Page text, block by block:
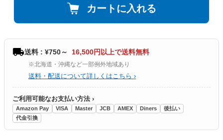
カートに入れる
送料 : ¥750～ 16,500円以上で送料無料
※北海道・沖縄など一部例外地域あり
送料・配送について詳しくはこちら ›
ご利用可能なお支払い方法 ›
Amazon Pay VISA Master JCB AMEX Diners
後払い
代金引換